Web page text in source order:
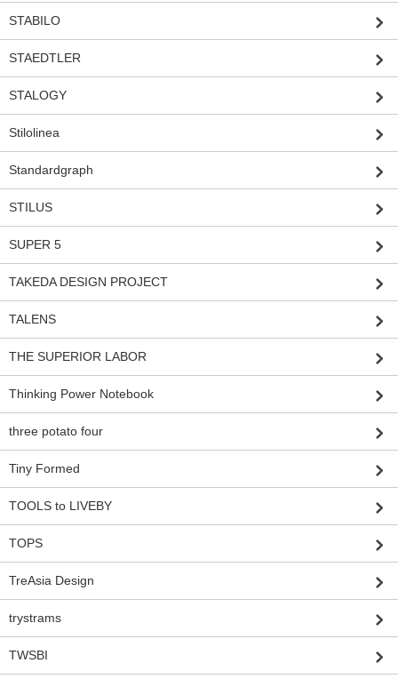
STABILO
STAEDTLER
STALOGY
Stilolinea
Standardgraph
STILUS
SUPER 5
TAKEDA DESIGN PROJECT
TALENS
THE SUPERIOR LABOR
Thinking Power Notebook
three potato four
Tiny Formed
TOOLS to LIVEBY
TOPS
TreAsia Design
trystrams
TWSBI